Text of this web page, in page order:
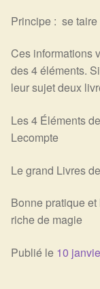
Principe : se taire
Ces informations
des 4 éléments.
leur sujet deux
Les 4 Éléments
Lecompte
Le grand Livres
Bonne pratique
riche de magie
Publié le 10